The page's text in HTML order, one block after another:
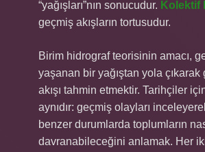
“yağışları”nın sonucudur. Kolektif
geçmiş akışların tortusudur.
Birim hidrograf teorisinin amacı,
yaşanan bir yağıştan yola çıkarak
akışı tahmin etmektir. Tarihçiler
aynıdır: geçmiş olayları
benzer durumlarda toplumların
davranabileceğini anlamak. Her